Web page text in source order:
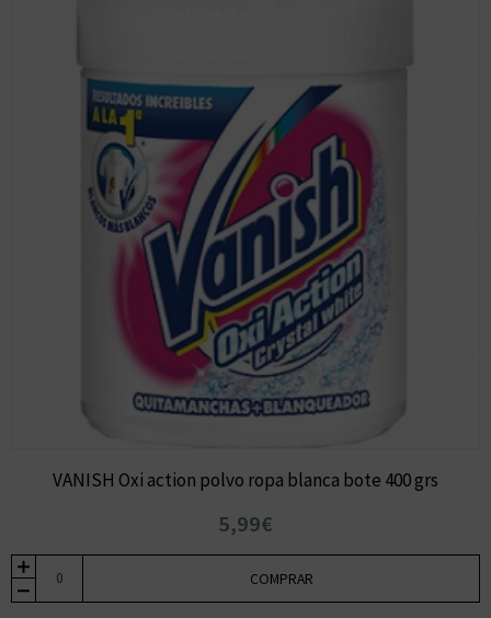
VANISH Oxi action polvo ropa blanca bote 400 grs
5,99€
COMPRAR